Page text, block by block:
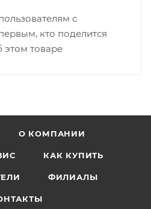
с
кто поделится
товаре
О КОМПАНИИ
КАК КУПИТЬ
ФИЛИАЛЫ